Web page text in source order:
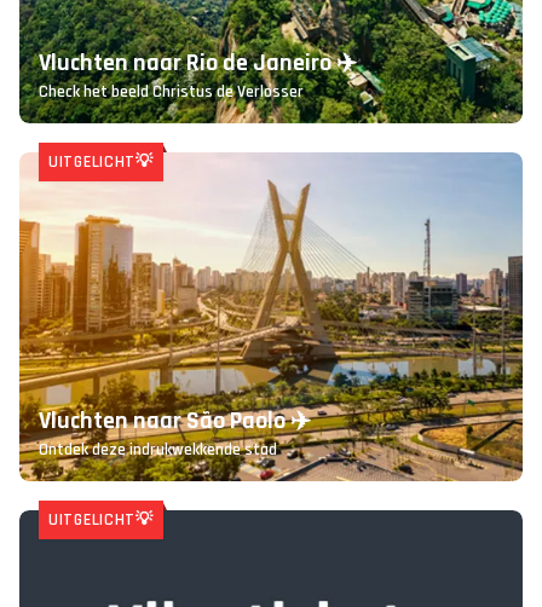
Vluchten naar Rio de Janeiro ✈️
Check het beeld Christus de Verlosser
UITGELICHT💡
Vluchten naar São Paolo ✈️
Ontdek deze indrukwekkende stad
UITGELICHT💡